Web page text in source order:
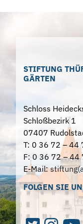
STIFTUNG
GÄRTEN
Schloss
Schloßbezirk 1
07407
T: 0 36 72 – 44
F: 0 36 72 – 44
E-Mail:
FOLGEN SIE